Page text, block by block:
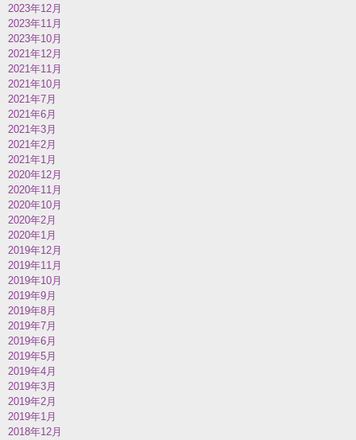
2023年12月
2023年11月
2023年10月
2021年12月
2021年11月
2021年10月
2021年7月
2021年6月
2021年3月
2021年2月
2021年1月
2020年12月
2020年11月
2020年10月
2020年2月
2020年1月
2019年12月
2019年11月
2019年10月
2019年9月
2019年8月
2019年7月
2019年6月
2019年5月
2019年4月
2019年3月
2019年2月
2019年1月
2018年12月